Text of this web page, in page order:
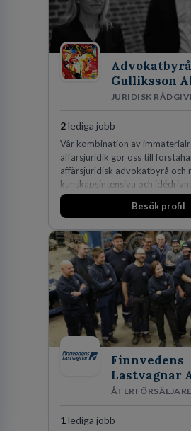
Gulliksson
JURIDISK
2lediga jobb
Vår kombination av
affärsjuridik gör oss till
affärsjuridisk advokatbyrå och
kunskapsintensiva och
expertis inom IP-tillgångar har
marknadsledande position.
skydda, utveckla och
företagets viktigaste tillgångar.
Besök profil
Finnvedens
Lastvagnar
ÅTERFÖRSÄLJARE
1 lediga jobb